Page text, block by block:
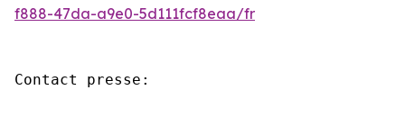
f888-47da-a9e0-5d111fcf8eaa/fr
Contact presse: